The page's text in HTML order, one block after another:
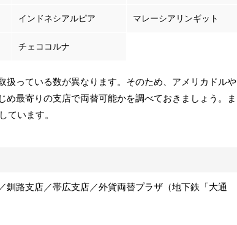
インドネシアルピア マレーシアリンギット
チェココルナ
扱っている数が異なります。そのため、アメリカドルや
最寄りの支店で両替可能かを調べておきましょう。ま
ています。
釧路支店／帯広支店／外貨両替プラザ（地下鉄「大通